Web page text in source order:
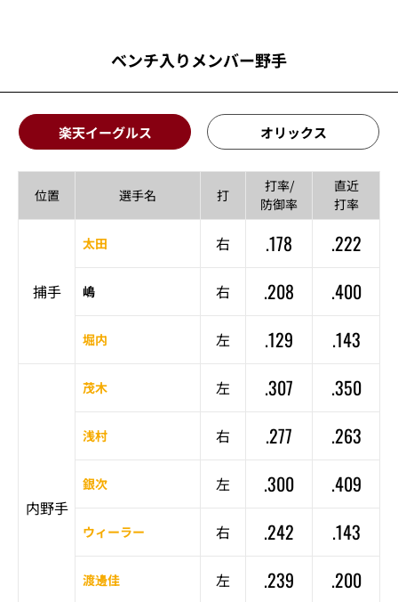
ベンチ入りメンバー野手
楽天イーグルス オリックス
位置 選手名 打
打率/
防御率
直近
打率
捕手
太田 右 .178 .222
嶋 右 .208 .400
堀内 左 .129 .143
内野手
茂木 左 .307 .350
浅村 右 .277 .263
銀次 左 .300 .409
ウィーラー 右 .242 .143
渡邊佳 左 .239 .200